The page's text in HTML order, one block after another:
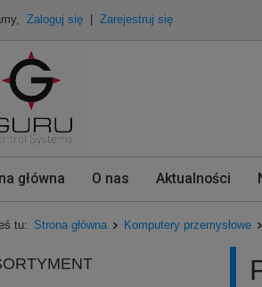
Zaloguj się Zarejestruj się
główna O nas Aktualności
tu: Strona główna Komputery przemysłowe